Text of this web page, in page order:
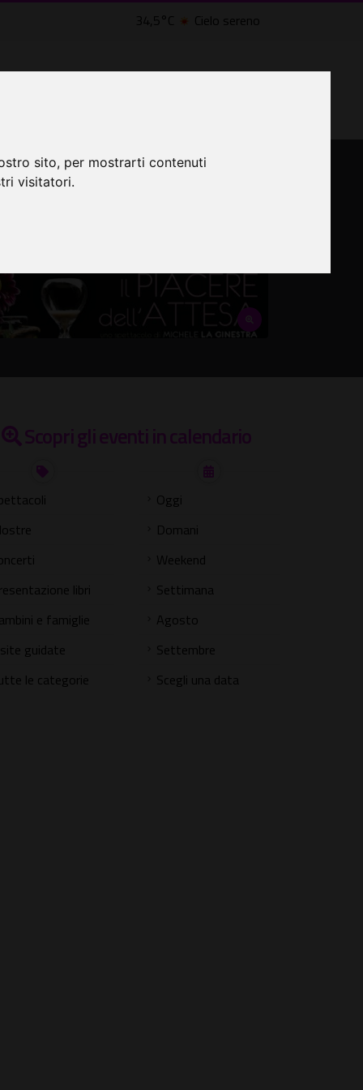
sito, per mostrarti contenuti
visitatori.
34,5°C Cielo sereno
Scopri gli eventi in calendario
libri
e famiglie
guidate
le categorie
Oggi
Domani
Weekend
Settimana
Agosto
Settembre
Scegli una data